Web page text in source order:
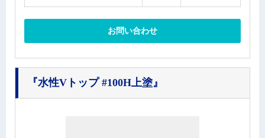
お問い合わせ
『水性Vトップ #100H上塗』